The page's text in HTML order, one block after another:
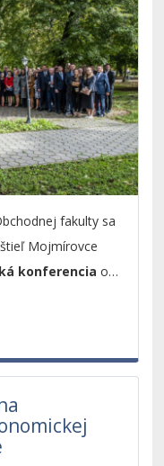
fakulty sa
Mojmírovce
konferencia o